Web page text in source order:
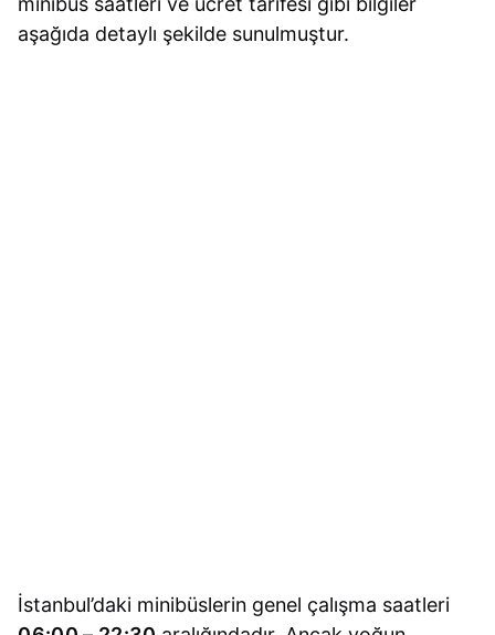
aşağıda detaylı şekilde sunulmuştur.
İstanbul’daki minibüslerin genel çalışma saatleri